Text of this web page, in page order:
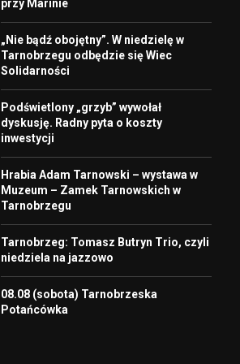
przy Marinie
„Nie bądź obojętny”. W niedzielę w
Tarnobrzegu odbędzie się Wiec
Solidarności
Podświetlony „grzyb” wywołał
dyskusję. Radny pyta o koszty
inwestycji
Hrabia Adam Tarnowski – wystawa w
Muzeum – Zamek Tarnowskich w
Tarnobrzegu
Tarnobrzeg: Tomasz Butryn Trio, czyli
niedziela na jazzowo
08.08 (sobota) Tarnobrzeska
Potańcówka